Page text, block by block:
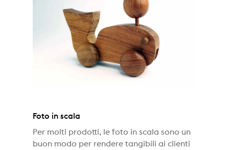
Foto in scala
Per molti prodotti, le foto in scala sono un
buon modo per rendere tangibili ai clienti